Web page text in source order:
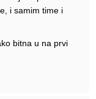
i samim time i
bitna u na prvi